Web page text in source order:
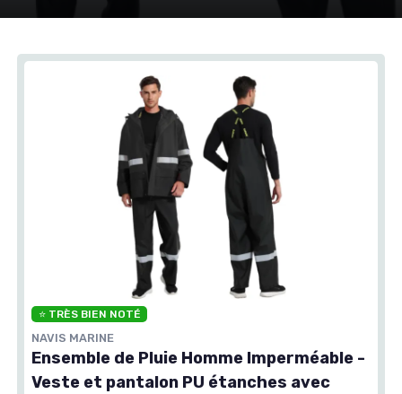
⭐ TRÈS BIEN NOTÉ
NAVIS MARINE
Ensemble de Pluie Homme Imperméable -
Veste et pantalon PU étanches avec